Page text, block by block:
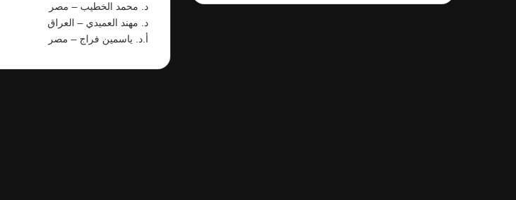
د. محمد الخطيب – مصر
د. مهند العميدي – العراق
أ.د. ياسمين فراج – مصر